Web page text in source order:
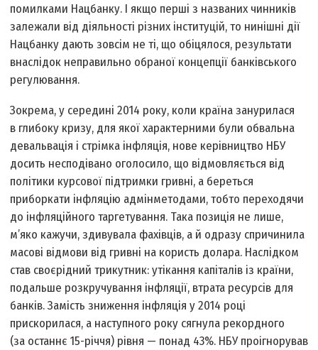
помилками Нацбанку. І якщо перші з названих чинників
залежали від діяльності різних інституцій, то нинішні дії
Нацбанку дають зовсім не ті, що обіцялося, результати
внаслідок неправильно обраної концепції банківського
регулювання.
Зокрема, у середині 2014 року, коли країна занурилася
в глибоку кризу, для якої характерними були обвальна
девальвація і стрімка інфляція, нове керівництво НБУ
досить несподівано оголосило, що відмовляється від
політики курсової підтримки гривні, а береться
приборкати інфляцію адмінметодами, тобто переходячи
до інфляційного таргетування. Така позиція не лише,
м’яко кажучи, здивувала фахівців, а й одразу спричинила
масові відмови від гривні на користь долара. Наслідком
став своєрідний трикутник: утікання капіталів із країни,
подальше розкручування інфляції, втрата ресурсів для
банків. Замість зниження інфляція у 2014 році
прискорилася, а наступного року сягнула рекордного
(за останнє 15-річчя) рівня — понад 43%. НБУ проігнорував